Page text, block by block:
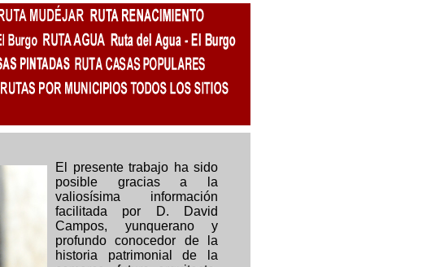
El presente trabajo ha sido
posible gracias a la
valiosísima información
facilitada por D. David
Campos, yunquerano y
profundo conocedor de la
historia patrimonial de la